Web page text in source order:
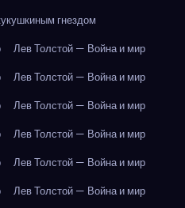
гнездом
Лев Толстой — Война и мир
Лев Толстой — Война и мир
Лев Толстой — Война и мир
Лев Толстой — Война и мир
Лев Толстой — Война и мир
Лев Толстой — Война и мир